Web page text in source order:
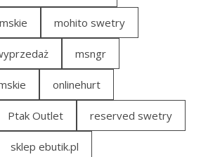
mohito swetry
msngr
onlinehurt
Ptak Outlet reserved swetry
sklep ebutik.pl